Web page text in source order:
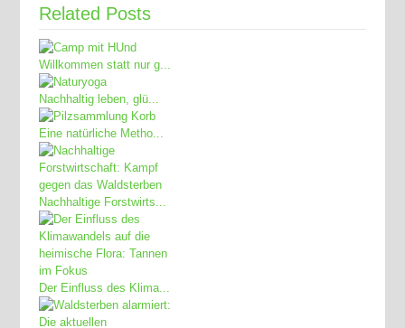
Related Posts
Willkommen statt nur g...
Nachhaltig leben, glü...
Eine natürliche Metho...
Nachhaltige Forstwirts...
Der Einfluss des Klima...